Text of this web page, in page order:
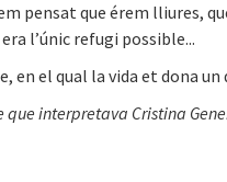
pensat que érem lliures,
l’únic refugi possible...
en el qual la vida et dona un
interpretava Cristina